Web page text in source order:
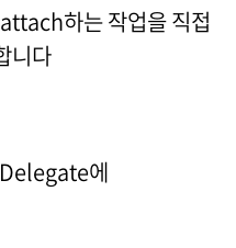
하는 작업을 직접
니다
에